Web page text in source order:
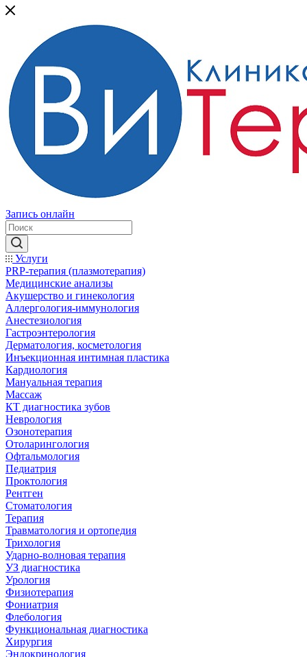
Запись онлайн
Услуги
PRP-терапия (плазмотерапия)
Медицинские анализы
Акушерство и гинекология
Аллергология-иммунология
Анестезиология
Гастроэнтерология
Дерматология, косметология
Инъекционная интимная пластика
Кардиология
Мануальная терапия
Массаж
КТ диагностика зубов
Неврология
Озонотерапия
Отоларингология
Офтальмология
Педиатрия
Проктология
Рентген
Стоматология
Терапия
Травматология и ортопедия
Трихология
Ударно-волновая терапия
УЗ диагностика
Урология
Физиотерапия
Фониатрия
Флебология
Функциональная диагностика
Хирургия
Эндокринология